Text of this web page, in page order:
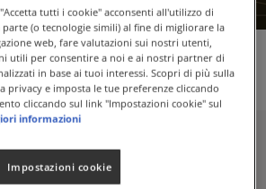
NON ACCESSIBILE
tutti i cookie" acconsenti all'utilizzo di
(o tecnologie simili) al fine di migliorare la
web, fare valutazioni sui nostri utenti,
utili per consentire a noi e ai nostri partner di
in base ai tuoi interessi. Scopri di più sulla
privacy e imposta le tue preferenze cliccando
cliccando sul link "Impostazioni cookie" sul
informazioni
Impostazioni cookie